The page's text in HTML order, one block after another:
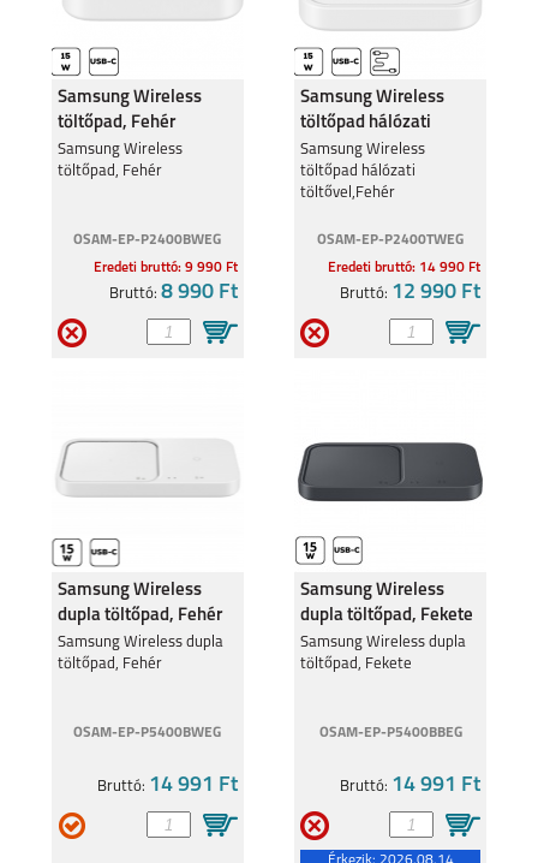
MOTOROLA MOTO
G35 5G
MOTOROLA MOTO
MOTOROLA EDGE 40
MOTOROLA MOTO
G53 5G
E13
Samsung Wireless
töltőpad, Fehér
Samsung Wireless
töltőpad, Fehér
OSAM-EP-P2400BWEG
Eredeti bruttó: 9 990 Ft
Bruttó: 8 990 Ft
Samsung Wireless
töltőpad hálózati
töltővel,Fehér
Samsung Wireless
töltőpad hálózati
töltővel,Fehér
OSAM-EP-P2400TWEG
Eredeti bruttó: 14 990 Ft
Bruttó: 12 990 Ft
Samsung Wireless
dupla töltőpad, Fehér
Samsung Wireless dupla
töltőpad, Fehér
OSAM-EP-P5400BWEG
Bruttó: 14 991 Ft
Samsung Wireless
dupla töltőpad, Fekete
Samsung Wireless dupla
töltőpad, Fekete
OSAM-EP-P5400BBEG
Bruttó: 14 991 Ft